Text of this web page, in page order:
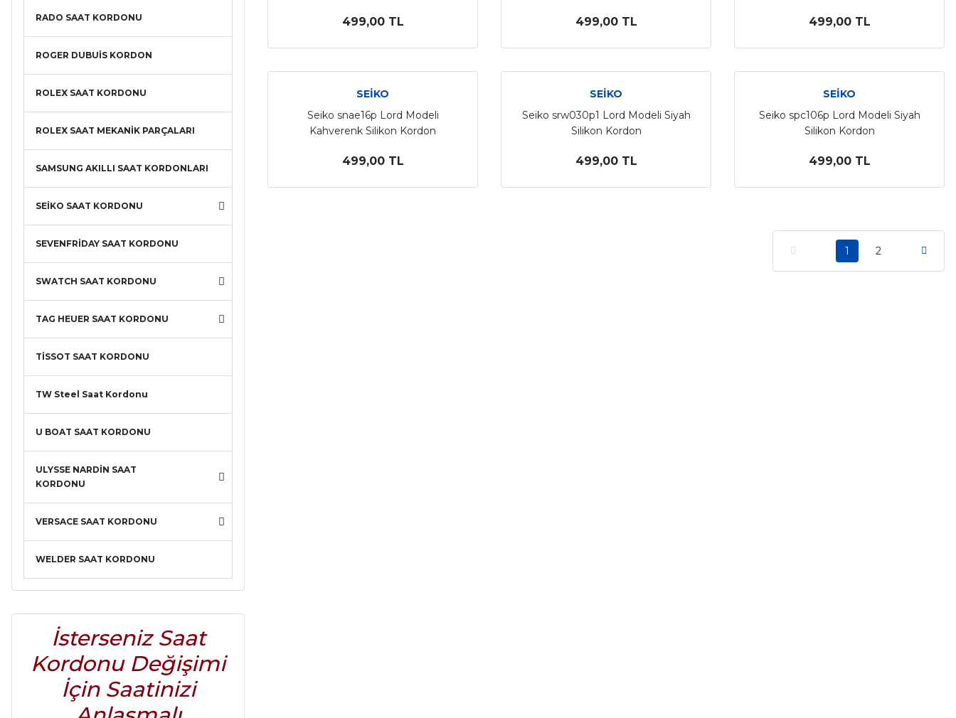
RADO SAAT KORDONU
ROGER DUBUİS KORDON
ROLEX SAAT KORDONU
ROLEX SAAT MEKANİK PARÇALARI
SAMSUNG AKILLI SAAT KORDONLARI
SEİKO SAAT KORDONU
SEVENFRİDAY SAAT KORDONU
SWATCH SAAT KORDONU
TAG HEUER SAAT KORDONU
TİSSOT SAAT KORDONU
TW Steel Saat Kordonu
U BOAT SAAT KORDONU
ULYSSE NARDİN SAAT
KORDONU
VERSACE SAAT KORDONU
WELDER SAAT KORDONU
İsterseniz Saat
Kordonu Değişimi
İçin Saatinizi
499,00 TL 499,00 TL 499,00 TL
SEİKO
Seiko snae16p Lord Modeli
Kahverenk Silikon Kordon
499,00 TL
SEİKO
Seiko srw030p1 Lord Modeli Siyah
Silikon Kordon
499,00 TL
SEİKO
Seiko spc106p Lord Modeli Siyah
Silikon Kordon
499,00 TL
1 2